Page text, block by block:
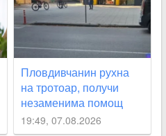
Пловдивчанин рухна
на тротоар, получи
незаменима помощ
19:49, 07.08.2026